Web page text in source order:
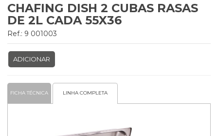
CHAFING DISH 2 CUBAS RASAS
DE 2L CADA 55X36
Ref.: 9 001003
ADICIONAR
FICHA TÉCNICA LINHA COMPLETA